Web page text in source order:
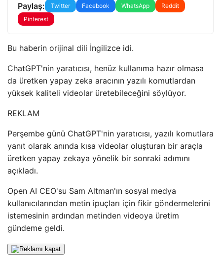
Paylaş: Twitter Facebook WhatsApp
Reddit
Pinterest
Bu haberin orijinal dili İngilizce idi.
ChatGPT'nin yaratıcısı, henüz kullanıma hazır olmasa
da üretken yapay zeka aracının yazılı komutlardan
yüksek kaliteli videolar üretebileceğini söylüyor.
REKLAM
Perşembe günü ChatGPT'nin yaratıcısı, yazılı komutlara
yanıt olarak anında kısa videolar oluşturan bir araçla
üretken yapay zekaya yönelik bir sonraki adımını
açıkladı.
Open AI CEO'su Sam Altman'ın sosyal medya
kullanıcılarından metin ipuçları için fikir göndermelerini
istemesinin ardından metinden videoya üretim
gündeme geldi.